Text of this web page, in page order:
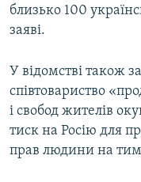
близько 100
заяві.
У відомстві також
співтовариство
і свобод жителів
тиск на Росію для
прав людини на